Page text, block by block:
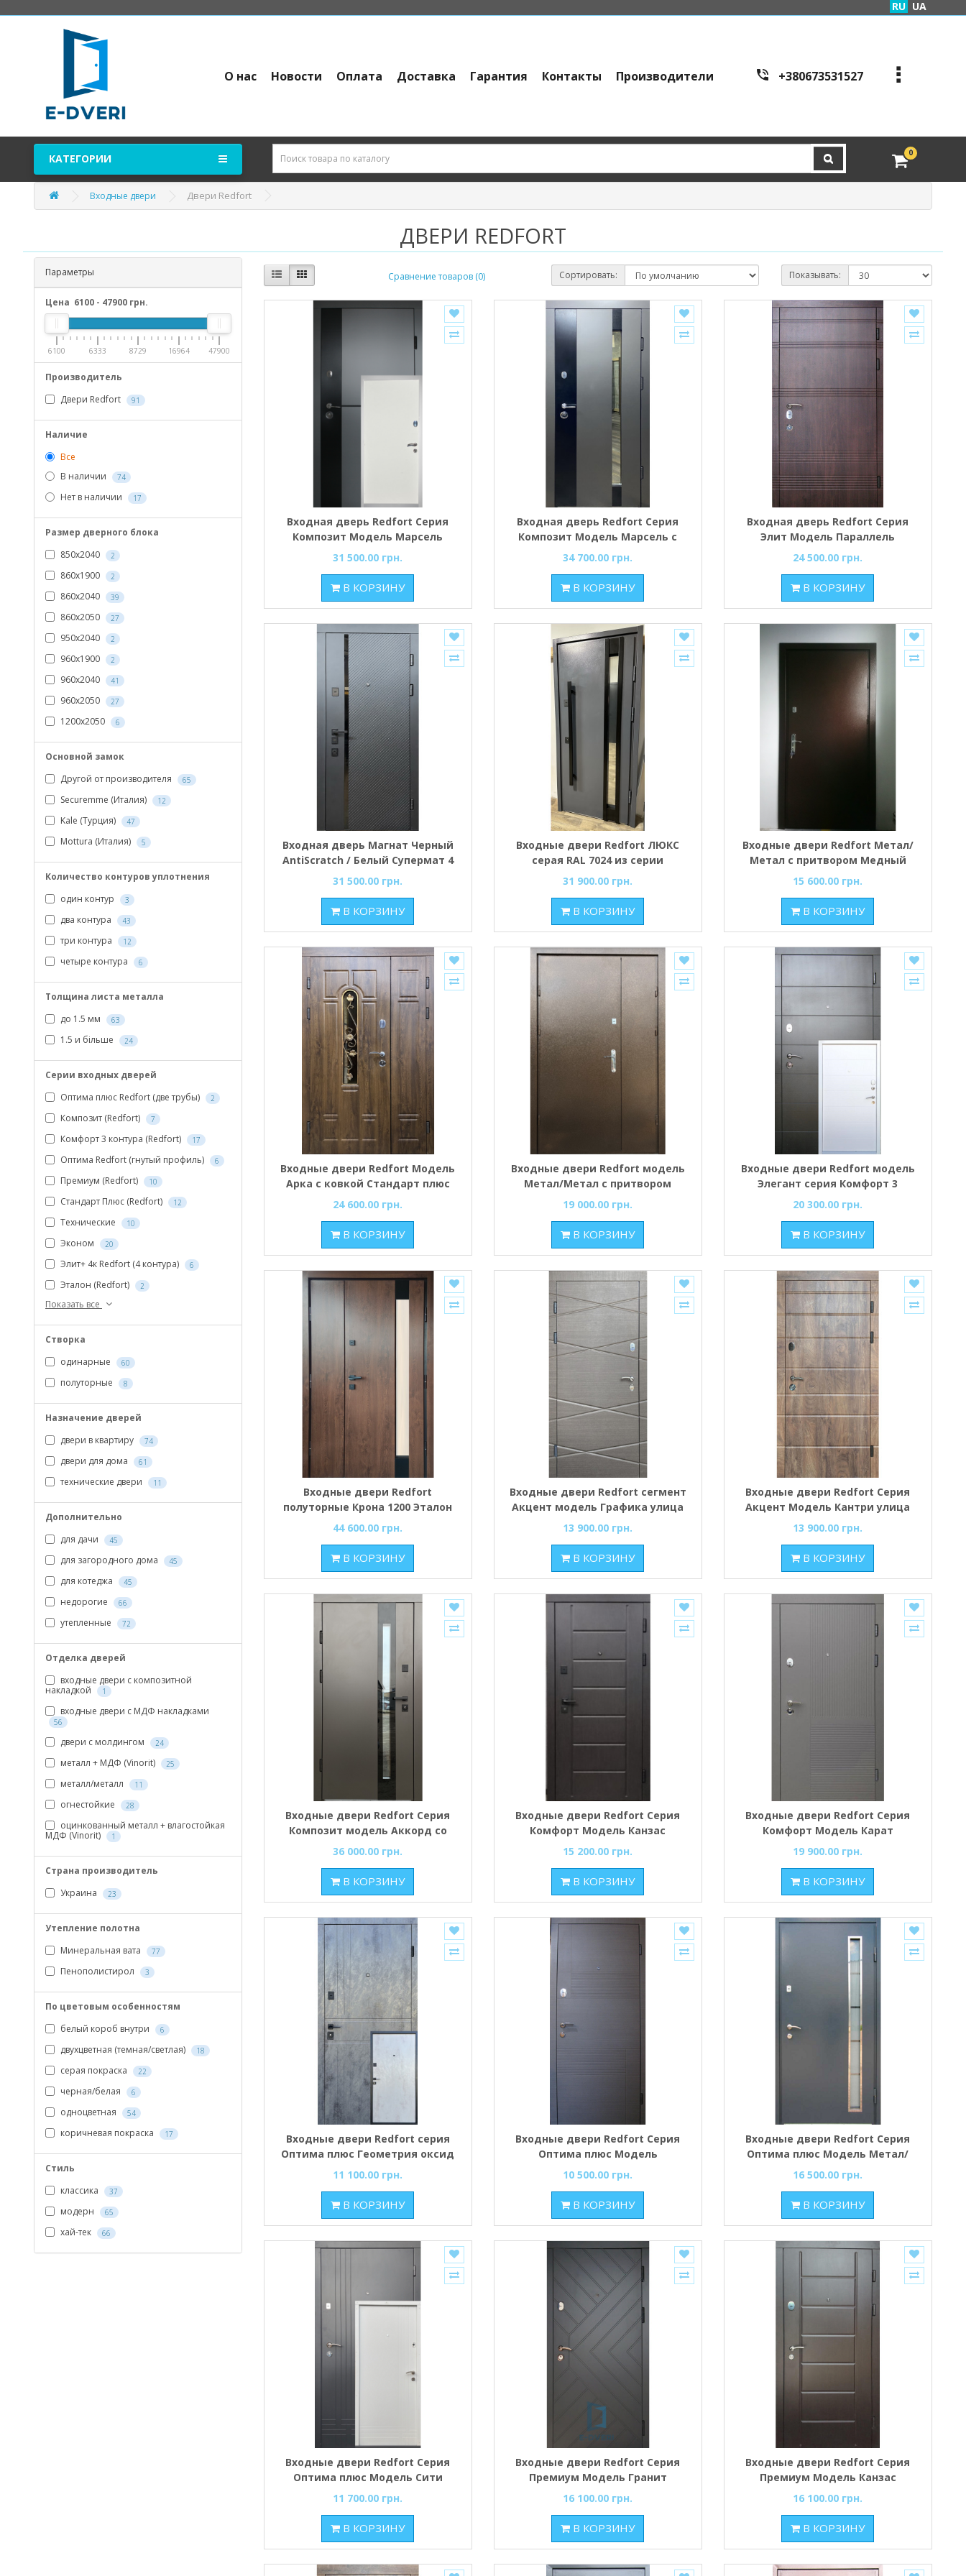
RU UA
О нас Новости Оплата Доставка Гарантия Контакты Производители
+380673531527
edveri.kyiv@gmail.com
Режим работы c
tre:
я 2Б (вход со стороны у
б с 10:00 до 16:00
0
КАТЕГОРИИ
Входные двери Двери Redfort
ДВЕРИ REDFORT
Параметры
Цена 6100 - 47900 грн.
6100 6333 8729 16964 47900
Производитель
Двери Redfort
91
Наличие
Все
В наличии
74
Нет в наличии 17
Размер дверного блока
850х2040
2
860х1900 2
860х2040 39
860х2050 27
950х2040 2
960х1900 2
960х2040 41
960х2050 27
1200х2050 6
Основной замок
Другой от производителя
65
Securemme (Италия) 12
Kale (Турция) 47
Mottura (Италия) 5
Количество контуров уплотнения
один контур
3
два контура 43
три контура 12
четыре контура 6
Толщина листа металла
до 1.5 мм
63
1.5 и більше 24
Серии входных дверей
Оптима плюс Redfort (две трубы)
2
Композит (Redfort) 7
Комфорт 3 контура (Redfort) 17
Оптима Redfort (гнутый профиль) 6
Премиум (Redfort) 10
Стандарт Плюс (Redfort) 12
Технические 10
Эконом 20
Элит+ 4к Redfort (4 контура) 6
Эталон (Redfort) 2
Показать все
Створка
одинарные
60
полуторные 8
Назначение дверей
двери в квартиру
74
двери для дома 61
технические двери 11
Дополнительно
для дачи
45
для загородного дома 45
для котеджа 45
недорогие 66
утепленные 72
Отделка дверей
входные двери с композитной
накладкой
1
входные двери с МДФ накладками
56
двери с молдингом 24
металл + МДФ (Vinorit) 25
металл/металл 11
огнестойкие 28
оцинкованный металл + влагостойкая
МДФ (Vinorit)
1
Страна производитель
Украина
23
Утепление полотна
Минеральная вата
77
Пенополистирол 3
По цветовым особенностям
белый короб внутри
6
двухцветная (темная/светлая) 18
серая покраска 22
черная/белая 6
одноцветная 54
коричневая покраска 17
Стиль
классика
37
модерн 65
хай-тек 66
Сравнение товаров (0) Сортировать: Показывать:
Входная дверь Redfort Серия
Композит Модель Марсель
31 500.00 грн.
В КОРЗИНУ
Входная дверь Redfort Серия
Композит Модель Марсель с
стеклопакетом
34 700.00 грн.
В КОРЗИНУ
Входная дверь Redfort Серия
Элит Модель Параллель
24 500.00 грн.
В КОРЗИНУ
Входная дверь Магнат Черный
AntiScratch / Белый Супермат 4
контура для квартиры
31 500.00 грн.
В КОРЗИНУ
Входные двери Redfort ЛЮКС
серая RAL 7024 из серии
Премиум (Металл-МДФ,
стеклопакет)
31 900.00 грн.
В КОРЗИНУ
Входные двери Redfort Метал/
Метал с притвором Медный
антик
15 600.00 грн.
В КОРЗИНУ
Входные двери Redfort Модель
Арка с ковкой Стандарт плюс
гнутый профиль
24 600.00 грн.
В КОРЗИНУ
Входные двери Redfort модель
Метал/Метал с притвором
19 000.00 грн.
В КОРЗИНУ
Входные двери Redfort модель
Элегант серия Комфорт 3
контура рама 2 цвета
20 300.00 грн.
В КОРЗИНУ
Входные двери Redfort
полуторные Крона 1200 Эталон
со стеклопакетом улица
44 600.00 грн.
В КОРЗИНУ
Входные двери Redfort сегмент
Акцент модель Графика улица
13 900.00 грн.
В КОРЗИНУ
Входные двери Redfort Серия
Акцент Модель Кантри улица
13 900.00 грн.
В КОРЗИНУ
Входные двери Redfort Серия
Композит модель Аккорд со
стеклопакетом улица
36 000.00 грн.
В КОРЗИНУ
Входные двери Redfort Серия
Комфорт Модель Канзас
15 200.00 грн.
В КОРЗИНУ
Входные двери Redfort Серия
Комфорт Модель Карат
19 900.00 грн.
В КОРЗИНУ
Входные двери Redfort серия
Оптима плюс Геометрия оксид
темный/оксид светлый
11 100.00 грн.
В КОРЗИНУ
Входные двери Redfort Серия
Оптима плюс Модель
Калифорния
10 500.00 грн.
В КОРЗИНУ
Входные двери Redfort Серия
Оптима плюс Модель Метал/
МДФ со стеклопакетом серый
RAL 7024/антрацит
16 500.00 грн.
В КОРЗИНУ
Входные двери Redfort Серия
Оптима плюс Модель Сити
Лайт
11 700.00 грн.
В КОРЗИНУ
Входные двери Redfort Серия
Премиум Модель Гранит
16 100.00 грн.
В КОРЗИНУ
Входные двери Redfort Серия
Премиум Модель Канзас
16 100.00 грн.
В КОРЗИНУ